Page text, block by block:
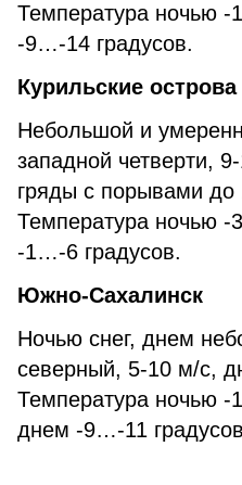
Температура ночью
-9…-14 градусов.
Курильские острова
Небольшой и
западной четверти,
гряды с порывами до
Температура ночью
-1…-6 градусов.
Южно-Сахалинск
Ночью снег, днем
северный, 5-10 м/с,
Температура ночью -
днем -9…-11